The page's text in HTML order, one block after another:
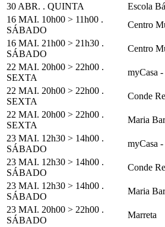
30 ABR. . QUINTA
Escola
16 MAI. 10h00 > 11h00 .
SÁBADO
Centro
16 MAI. 21h00 > 21h30 .
SÁBADO
Centro
22 MAI. 20h00 > 22h00 .
SEXTA
myCasa -
22 MAI. 20h00 > 22h00 .
SEXTA
Conde
22 MAI. 20h00 > 22h00 .
SEXTA
Maria
23 MAI. 12h30 > 14h00 .
SÁBADO
myCasa -
23 MAI. 12h30 > 14h00 .
SÁBADO
Conde
23 MAI. 12h30 > 14h00 .
SÁBADO
Maria
23 MAI. 20h00 > 22h00 .
SÁBADO
Marreta